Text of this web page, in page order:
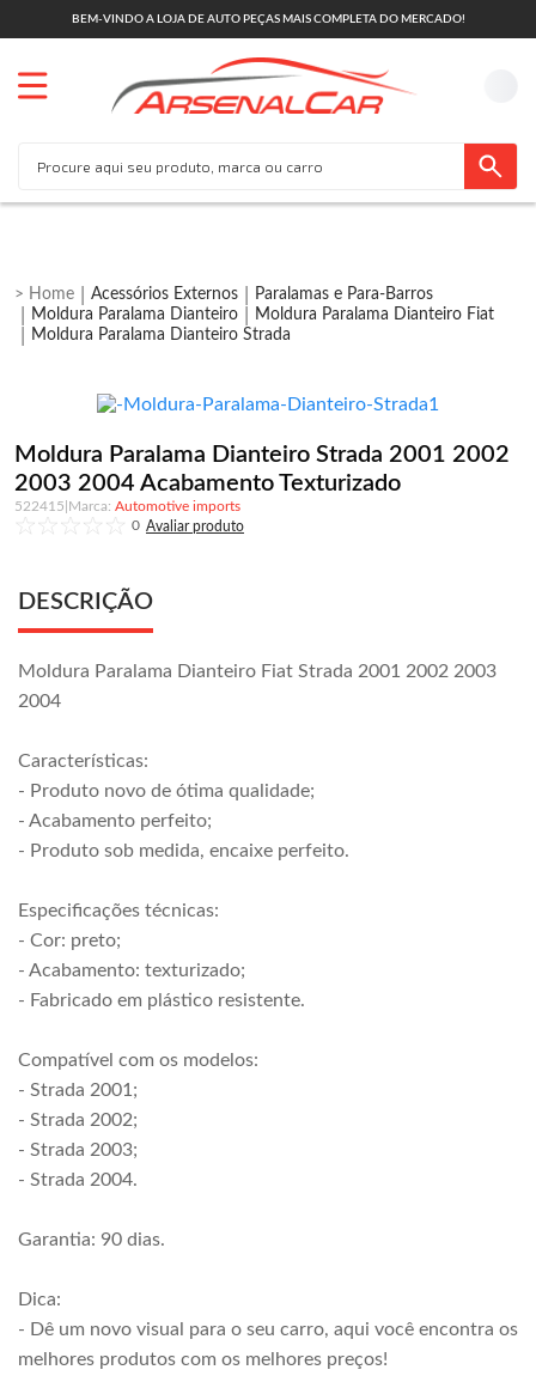
BEM-VINDO A LOJA DE AUTO PEÇAS MAIS COMPLETA DO MERCADO!
Acessórios Externos
Paralamas e Para-Barros
Moldura Paralama Dianteiro
Moldura Paralama Dianteiro Fiat
Moldura Paralama Dianteiro Strada
Moldura Paralama Dianteiro Strada 2001 2002
2003 2004 Acabamento Texturizado
522415
Automotive imports
0
DESCRIÇÃO
Moldura Paralama Dianteiro Fiat Strada 2001 2002 2003
2004
Características:
- Produto novo de ótima qualidade;
- Acabamento perfeito;
- Produto sob medida, encaixe perfeito.
Especificações técnicas:
- Cor: preto;
- Acabamento: texturizado;
- Fabricado em plástico resistente.
Compatível com os modelos:
- Strada 2001;
- Strada 2002;
- Strada 2003;
- Strada 2004.
Garantia: 90 dias.
Dica:
- Dê um novo visual para o seu carro, aqui você encontra os
melhores produtos com os melhores preços!